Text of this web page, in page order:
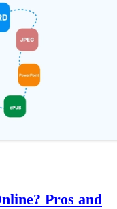
Pros and